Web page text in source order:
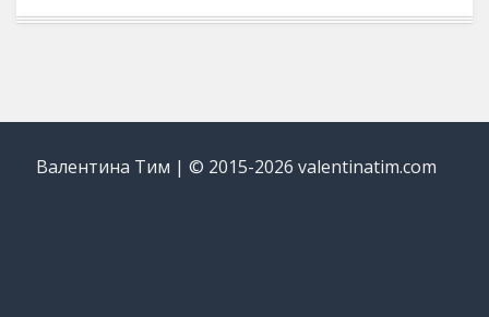
Валентина Тим | © 2015-2026 valentinatim.com